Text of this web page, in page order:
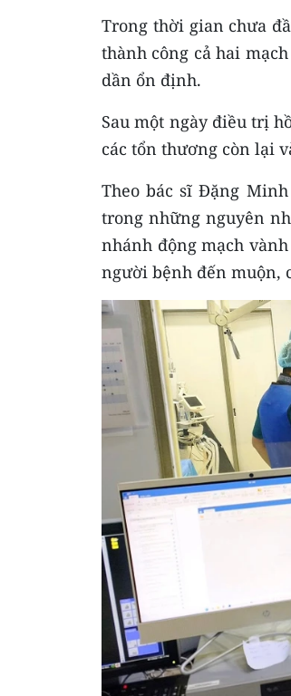
Trong thời gian chưa
thành công cả hai
dần ổn định.
Sau một ngày điều trị
các tổn thương còn lại
Theo bác sĩ Đặng
trong những nguyên
nhánh động mạch
người bệnh đến muộn,